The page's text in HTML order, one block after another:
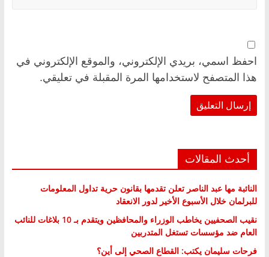
احفظ اسمي، بريدي الإلكتروني، والموقع الإلكتروني في
هذا المتصفح لاستخدامها المرة المقبلة في تعليقي.
أحدث المقالات
النائبة مها عبد الناصر تعلن تقدمها بقانون حرية تداول المعلومات
للبرلمان خلال الأسبوع الأخير لدور الانعقاد
نقيب الصحفيين يخاطب الوزراء والمحافظين ويتقدم بـ 10 بلاغات للنائب
العام ضد مؤسسات تستغل المتدربين
فرحات سليمان يكتب: القطاع الصحي إلى أين؟